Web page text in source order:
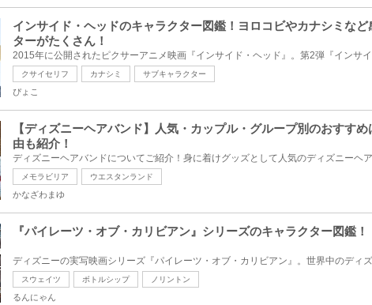
インサイド・ヘッドのキャラクター図鑑！ヨロコビやカナシミなど
ターがたくさん！
クサイセリフ カナシミ サブキャラクター
ぴょこ
【ディズニーヘアバンド】人気・カップル・グループ別のおすす
由も紹介！
メモラビリア ウエスタンランド
かなざわまゆ
『パイレーツ・オブ・カリビアン』シリーズのキャラクター図鑑！
スウェイツ ボトルシップ ノリントン
るんにゃん